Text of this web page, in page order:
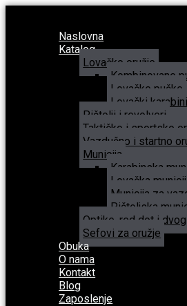
Naslovna
Katalog
Lovačko oružje
Kombinovane
Lovačke puške
Lovački karabini
Pištolji i revolveri
Taktičko i sportsko
Vazdušno i startno
Municija
Karabinska
Lovačka
Municija za
Pištoljska
Optike, red dot i
Sefovi za oružje
Obuka
O nama
Kontakt
Blog
Zaposlenje